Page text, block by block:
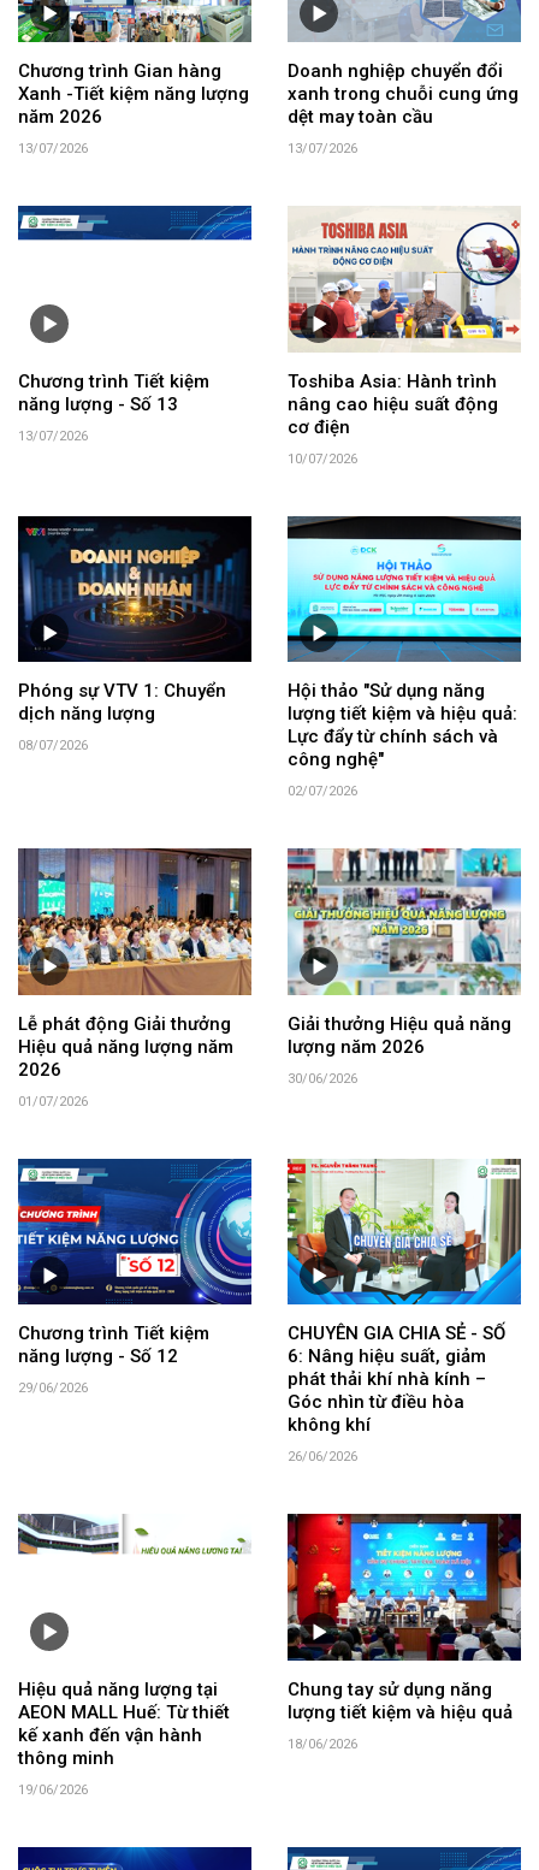
Chương trình Gian hàng
Xanh -Tiết kiệm năng lượng
năm 2026
13/07/2026
Doanh nghiệp chuyển đổi
xanh trong chuỗi cung ứng
dệt may toàn cầu
13/07/2026
Chương trình Tiết kiệm
năng lượng - Số 13
13/07/2026
Toshiba Asia: Hành trình
nâng cao hiệu suất động
cơ điện
10/07/2026
Phóng sự VTV 1: Chuyển
dịch năng lượng
08/07/2026
Hội thảo "Sử dụng năng
lượng tiết kiệm và hiệu quả:
Lực đẩy từ chính sách và
công nghệ"
02/07/2026
Lễ phát động Giải thưởng
Hiệu quả năng lượng năm
2026
01/07/2026
Giải thưởng Hiệu quả năng
lượng năm 2026
30/06/2026
Chương trình Tiết kiệm
năng lượng - Số 12
29/06/2026
CHUYÊN GIA CHIA SẺ - SỐ
6: Nâng hiệu suất, giảm
phát thải khí nhà kính –
Góc nhìn từ điều hòa
không khí
26/06/2026
Hiệu quả năng lượng tại
AEON MALL Huế: Từ thiết
kế xanh đến vận hành
thông minh
19/06/2026
Chung tay sử dụng năng
lượng tiết kiệm và hiệu quả
18/06/2026